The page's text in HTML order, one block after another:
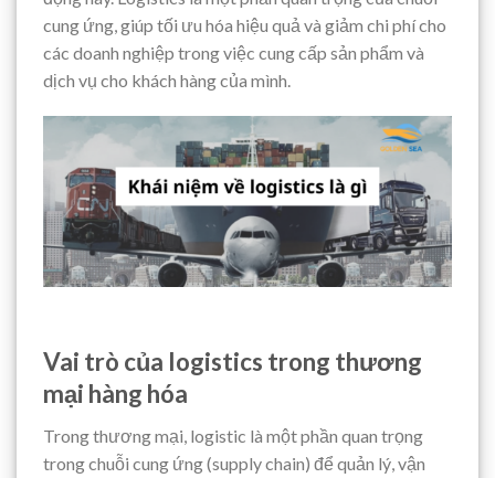
cung ứng, giúp tối ưu hóa hiệu quả và giảm chi phí cho
các doanh nghiệp trong việc cung cấp sản phẩm và
dịch vụ cho khách hàng của mình.
Vai trò của logistics trong thương
mại hàng hóa
Trong thương mại, logistic là một phần quan trọng
trong chuỗi cung ứng (supply chain) để quản lý, vận